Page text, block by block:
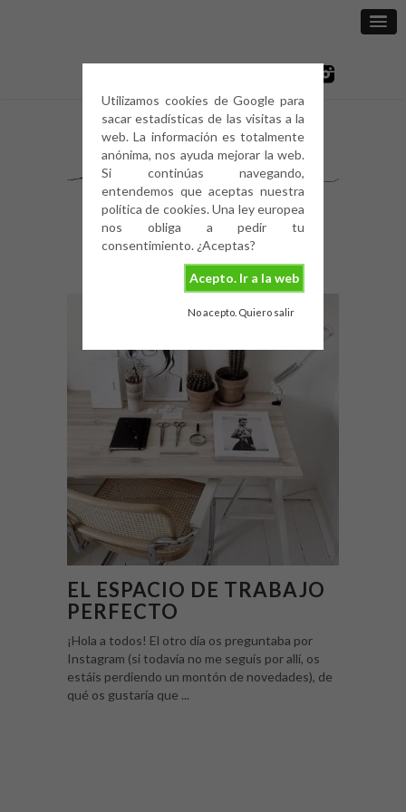
Utilizamos cookies de Google para
sacar estadísticas de las visitas a la
web. La información es totalmente
anónima, nos ayuda mejorar la web.
Si continúas navegando,
entendemos que aceptas nuestra
política de cookies. Una ley europea
nos obliga a pedir tu
consentimiento. ¿Aceptas?
Acepto. Ir a la web
No acepto. Quiero salir
EL ESPACIO DE TRABAJO
PERFECTO
¡Hola a todos! El otro día os preguntaba por
Instagram (si todavía no me seguís por allí, os
estáis perdiendo un montón de novedades), de
qué os gustaría que ...